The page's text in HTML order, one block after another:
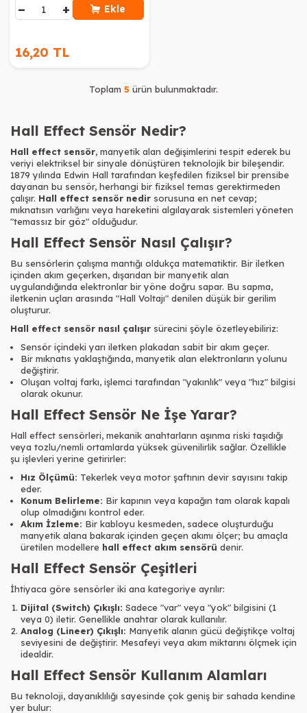
− + Ekle
16,20 TL
Toplam 5 ürün bulunmaktadır.
Hall Effect Sensör Nedir?
Hall effect sensör, manyetik alan değişimlerini tespit ederek bu
veriyi elektriksel bir sinyale dönüştüren teknolojik bir bileşendir.
1879 yılında Edwin Hall tarafından keşfedilen fiziksel bir prensibe
dayanan bu sensör, herhangi bir fiziksel temas gerektirmeden
çalışır. Hall effect sensör nedir sorusuna en net cevap;
mıknatısın varlığını veya hareketini algılayarak sistemleri yöneten
"temassız bir göz" olduğudur.
Hall Effect Sensör Nasıl Çalışır?
Bu sensörlerin çalışma mantığı oldukça matematiktir. Bir iletken
içinden akım geçerken, dışarıdan bir manyetik alan
uygulandığında elektronlar bir yöne doğru sapar. Bu sapma,
iletkenin uçları arasında "Hall Voltajı" denilen düşük bir gerilim
oluşturur.
Hall effect sensör nasıl çalışır sürecini şöyle özetleyebiliriz:
Sensör içindeki yarı iletken plakadan sabit bir akım geçer.
Bir mıknatıs yaklaştığında, manyetik alan elektronların yolunu
değiştirir.
Oluşan voltaj farkı, işlemci tarafından "yakınlık" veya "hız" bilgisi
olarak okunur.
Hall Effect Sensör Ne İşe Yarar?
Hall effect sensörleri, mekanik anahtarların aşınma riski taşıdığı
veya tozlu/nemli ortamlarda yüksek güvenilirlik sağlar. Özellikle
şu işlevleri yerine getirirler:
Hız Ölçümü: Tekerlek veya motor şaftının devir sayısını takip
eder.
Konum Belirleme: Bir kapının veya kapağın tam olarak kapalı
olup olmadığını kontrol eder.
Akım İzleme: Bir kabloyu kesmeden, sadece oluşturduğu
manyetik alana bakarak içinden geçen akımı ölçer; bu amaçla
üretilen modellere hall effect akım sensörü denir.
Hall Effect Sensör Çeşitleri
İhtiyaca göre sensörler iki ana kategoriye ayrılır:
Dijital (Switch) Çıkışlı: Sadece "var" veya "yok" bilgisini (1
veya 0) iletir. Genellikle anahtar olarak kullanılır.
Analog (Lineer) Çıkışlı: Manyetik alanın gücü değiştikçe voltaj
seviyesini de değiştirir. Mesafeyi veya akım miktarını ölçmek için
idealdir.
Hall Effect Sensör Kullanım Alamları
Bu teknoloji, dayanıklılığı sayesinde çok geniş bir sahada kendine
yer bulur: